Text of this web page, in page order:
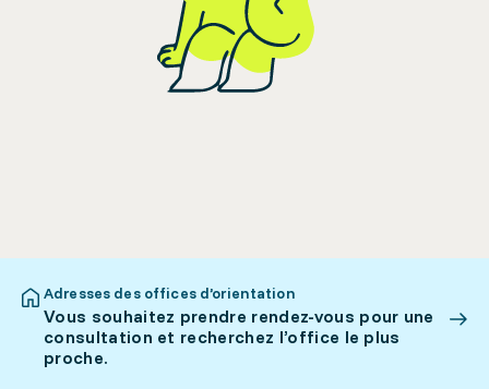
Adresses des offices d’orientation
Vous souhaitez prendre rendez-vous pour une
consultation et recherchez l’office le plus
proche.